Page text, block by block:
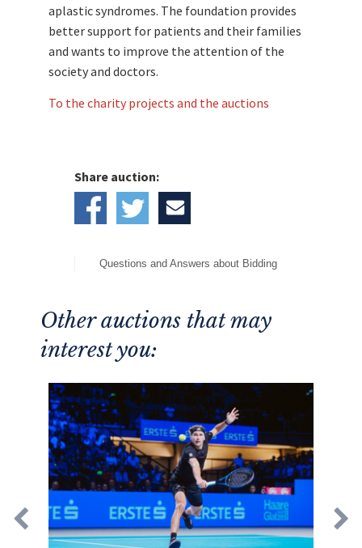
aplastic syndromes. The foundation provides
better support for patients and their families
and wants to improve the attention of the
society and doctors.
To the charity projects and the auctions
Share auction:
Questions and Answers about Bidding
Other auctions that may
interest you: